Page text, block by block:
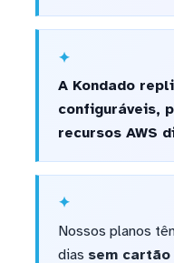
A Kondado
configuráveis,
recursos AWS
Nossos planos
dias sem